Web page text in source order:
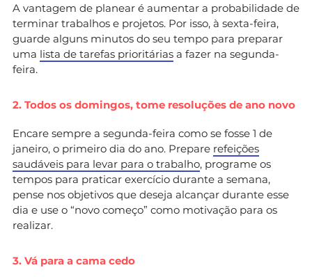
A vantagem de planear é aumentar a probabilidade de
terminar trabalhos e projetos. Por isso, à sexta-feira,
guarde alguns minutos do seu tempo para preparar
uma lista de tarefas prioritárias a fazer na segunda-
feira.
2. Todos os domingos, tome resoluções de ano novo
Encare sempre a segunda-feira como se fosse 1 de
janeiro, o primeiro dia do ano. Prepare refeições
saudáveis para levar para o trabalho, programe os
tempos para praticar exercício durante a semana,
pense nos objetivos que deseja alcançar durante esse
dia e use o “novo começo” como motivação para os
realizar.
3. Vá para a cama cedo